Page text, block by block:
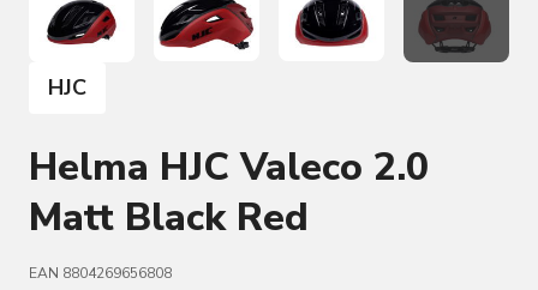
HJC
Helma HJC Valeco 2.0
Matt Black Red
EAN 8804269656808